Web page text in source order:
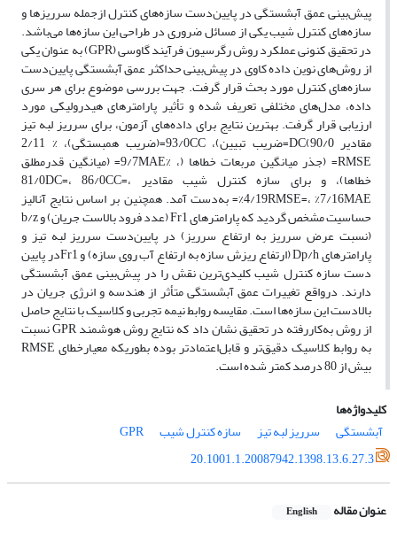
پیش‌بینی عمق آبشستگی در پایین‌دست سازه‌های کنترل ازجمله سرریزها و
سازه‌های کنترل شیب یکی از مسائل ضروری در طراحی این سازه‌ها می‌باشد.
در تحقیق کنونی عملکرد روش رگرسیون فرآیند گاوسی (GPR) به عنوان یکی
از روش‌های نوین داده کاوی در پیش‌بینی حداکثر عمق آبشستگی پایین‌دست
سازه‌های کنترل مورد بحث قرار گرفت. جهت بررسی موضوع برای هر سری
داده، مدل‌های مختلفی تعریف شده و تأثیر پارامترهای هیدرولیکی مورد
ارزیابی قرار گرفت. بهترین نتایج برای داده‌های آزمون، برای سرریز لبه تیز
مقادیر 90/0)DC=ضریب تبیین)، 93/0CC=(ضریب همبستگی)، % 2/11
RMSE= (جذر میانگین مربعات خطاها (، %9/7MAE= (میانگین قدرمطلق
خطاها)، و برای سازه کنترل شیب مقادیر 81/0DC=، 86/0CC=،
%4/19RMSE=، %7/16MAE= به‌دست آمد. همچنین بر اساس نتایج آنالیز
حساسیت مشخص گردید که پارامترهای Fr1 (عدد فرود بالاست جریان) و b/z
(نسبت عرض سرریز به ارتفاع سرریز) در پایین‌دست سرریز لبه تیز و
پارامترهای Dp/h (ارتفاع ریزش سازه به ارتفاع آب روی سازه) و Fr1در پایین
دست سازه کنترل شیب کلیدی‌ترین نقش را در پیش‌بینی عمق آبشستگی
دارند. درواقع تغییرات عمق آبشستگی متأثر از هندسه و انرژی جریان در
بالادست این سازه‌ها است. مقایسه روابط نیمه تجربی و کلاسیک با نتایج حاصل
از روش به‌کاررفته در تحقیق نشان داد که نتایج روش هوشمند GPR نسبت
به روابط کلاسیک دقیق‌تر و قابل‌اعتمادتر بوده بطوریکه معیارخطای RMSE
بیش از 80 درصد کمتر شده است.
کلیدواژه‌ها
آبشستگی
سرریز لبه تیز سازه کنترل شیب
GPR
20.1001.1.20087942.1398.13.6.27.3
عنوان مقاله English